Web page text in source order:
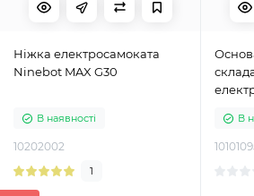
Ніжка електросамоката
Ninebot MAX G30
В наявності
10202002
1
1S, Lite
В